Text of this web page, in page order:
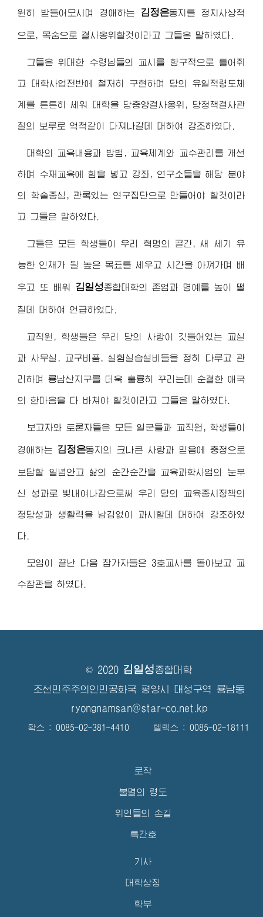
원히 받들어모시며 경애하는 김정은동지 를 정치사상적
으로, 목숨으로 결사옹위할것이라고 그들은 말하였다.
그들은위대한 수령님 들의 교시를 항구적으로 틀어쥐
고 대학사업전반에 철저히 구현하며 당의 유일적령도체
계를 튼튼히 세워 대학을 당중앙결사옹위, 당정책결사관
철의 보루로 억척같이 다져나갈데 대하여 강조하였다.
대학의 교육내용과 방법, 교육체계와 교수관리를 개선
하며 수재교육에 힘을 넣고 강좌, 연구소들을 해당 분야
의 학술중심, 관록있는 연구집단으로 만들어야 할것이라
고 그들은 말하였다.
그들은 모든 학생들이 우리 혁명의 골간, 새 세기 유
능한 인재가 될 높은 목표를 세우고 시간을 아껴가며 배
우고 또 배워 김일성종합대학의 존엄과 명예를 높이 떨
칠데 대하여 언급하였다.
교직원, 학생들은 우리 당의 사랑이 깃들어있는 교실
과 사무실, 교구비품, 실험실습설비들을 정히 다루고 관
리하며 룡남산지구를 더욱 훌륭히 꾸리는데 순결한 애국
의 한마음을 다 바쳐야 할것이라고 그들은 말하였다.
보고자와 토론자들은 모든 일군들과 교직원, 학생들이
경애하는 김정은동지 의 크나큰 사랑과 믿음에 충정으로
보답할 일념안고 삶의 순간순간을 교육과학사업의 눈부
신 성과로 빛내여나감으로써 우리 당의 교육중시정책의
정당성과 생활력을 남김없이 과시할데 대하여 강조하였
다.
모임이 끝난 다음 참가자들은 3호교사를 돌아보고 교
수참관을 하였다.
© 2020 김일성종합대학
조선민주주의인민공화국 평양시 대성구역 룡남동
ryongnamsan@star-co.net.kp
확스 : 0085-02-381-4410 텔렉스 : 0085-02-18111
로작
불멸의 령도
위인들의 손길
특간호
기사
대학상징
학부